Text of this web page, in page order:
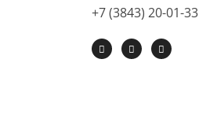
+7 (3843) 20-01-33